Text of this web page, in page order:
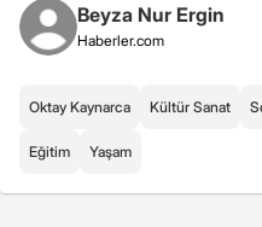
Beyza Nur Ergin
Haberler.com
Oktay Kaynarca Kültür Sanat
Eğitim Yaşam